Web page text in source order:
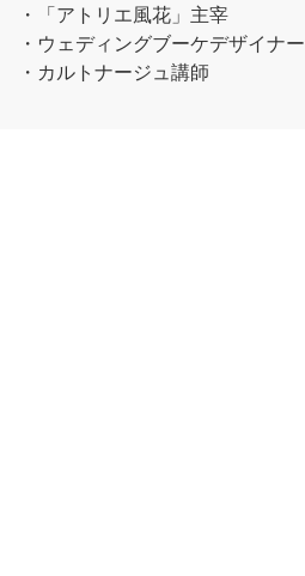
・「アトリエ風花」主宰
・ウェディングブーケデザイナー
・カルトナージュ講師